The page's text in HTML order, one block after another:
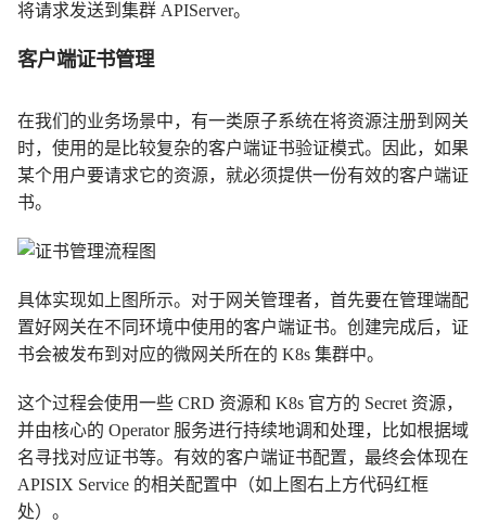
将请求发送到集群 APIServer。
客户端证书管理
在我们的业务场景中，有一类原子系统在将资源注册到网关
时，使用的是比较复杂的客户端证书验证模式。因此，如果
某个用户要请求它的资源，就必须提供一份有效的客户端证
书。
具体实现如上图所示。对于网关管理者，首先要在管理端配
置好网关在不同环境中使用的客户端证书。创建完成后，证
书会被发布到对应的微网关所在的 K8s 集群中。
这个过程会使用一些 CRD 资源和 K8s 官方的 Secret 资源，
并由核心的 Operator 服务进行持续地调和处理，比如根据域
名寻找对应证书等。有效的客户端证书配置，最终会体现在
APISIX Service 的相关配置中（如上图右上方代码红框
处）。